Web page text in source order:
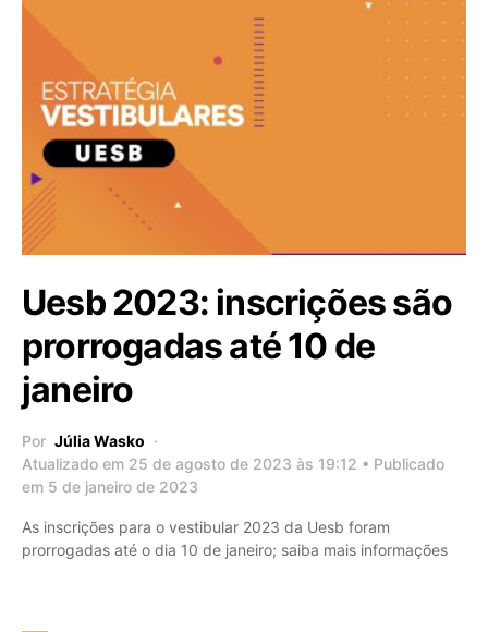
Uesb 2023: inscrições são
prorrogadas até 10 de
janeiro
Por Júlia Wasko
Atualizado em 25 de agosto de 2023 às 19:12 • Publicado
em 5 de janeiro de 2023
As inscrições para o vestibular 2023 da Uesb foram
prorrogadas até o dia 10 de janeiro; saiba mais informações